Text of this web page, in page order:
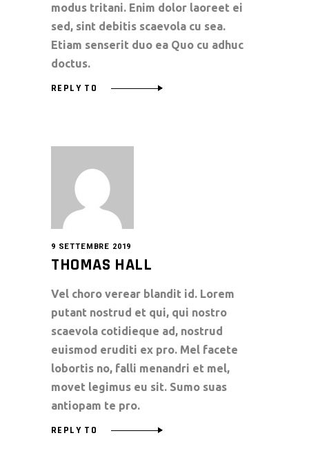
modus tritani. Enim dolor laoreet ei
sed, sint debitis scaevola cu sea.
Etiam senserit duo ea Quo cu adhuc
doctus.
REPLY TO
9 SETTEMBRE 2019
THOMAS HALL
Vel choro verear blandit id. Lorem
putant nostrud et qui, qui nostro
scaevola cotidieque ad, nostrud
euismod eruditi ex pro. Mel facete
lobortis no, falli menandri et mel,
movet legimus eu sit. Sumo suas
antiopam te pro.
REPLY TO